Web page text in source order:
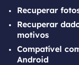
Recuperar
Recuperar
motivos
Compatível
Android